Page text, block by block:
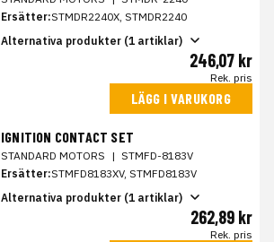
Ersätter:STMDR2240X, STMDR2240
Alternativa produkter (1 artiklar)
246,07 kr
Rek. pris
LÄGG I VARUKORG
IGNITION CONTACT SET
STANDARD MOTORS | STMFD-8183V
Ersätter:STMFD8183XV, STMFD8183V
Alternativa produkter (1 artiklar)
262,89 kr
Rek. pris